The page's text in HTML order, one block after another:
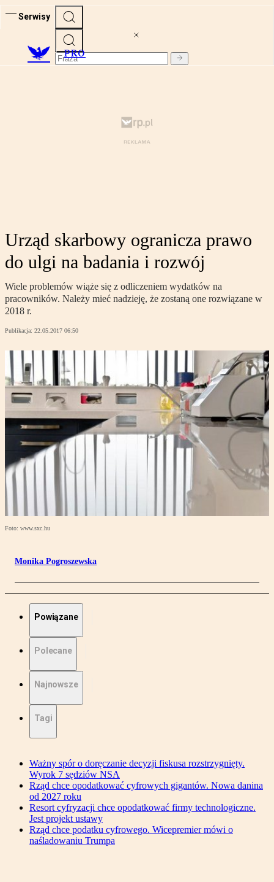
Serwisy
PRO
Urząd skarbowy ogranicza prawo
do ulgi na badania i rozwój
Wiele problemów wiąże się z odliczeniem wydatków na
pracowników. Należy mieć nadzieję, że zostaną one rozwiązane w
2018 r.
Publikacja: 22.05.2017 06:50
Foto: www.sxc.hu
Monika Pogroszewska
Powiązane
Polecane
Najnowsze
Tagi
Ważny spór o doręczanie decyzji fiskusa rozstrzygnięty.
Wyrok 7 sędziów NSA
Rząd chce opodatkować cyfrowych gigantów. Nowa danina
od 2027 roku
Resort cyfryzacji chce opodatkować firmy technologiczne.
Jest projekt ustawy
Rząd chce podatku cyfrowego. Wicepremier mówi o
naśladowaniu Trumpa